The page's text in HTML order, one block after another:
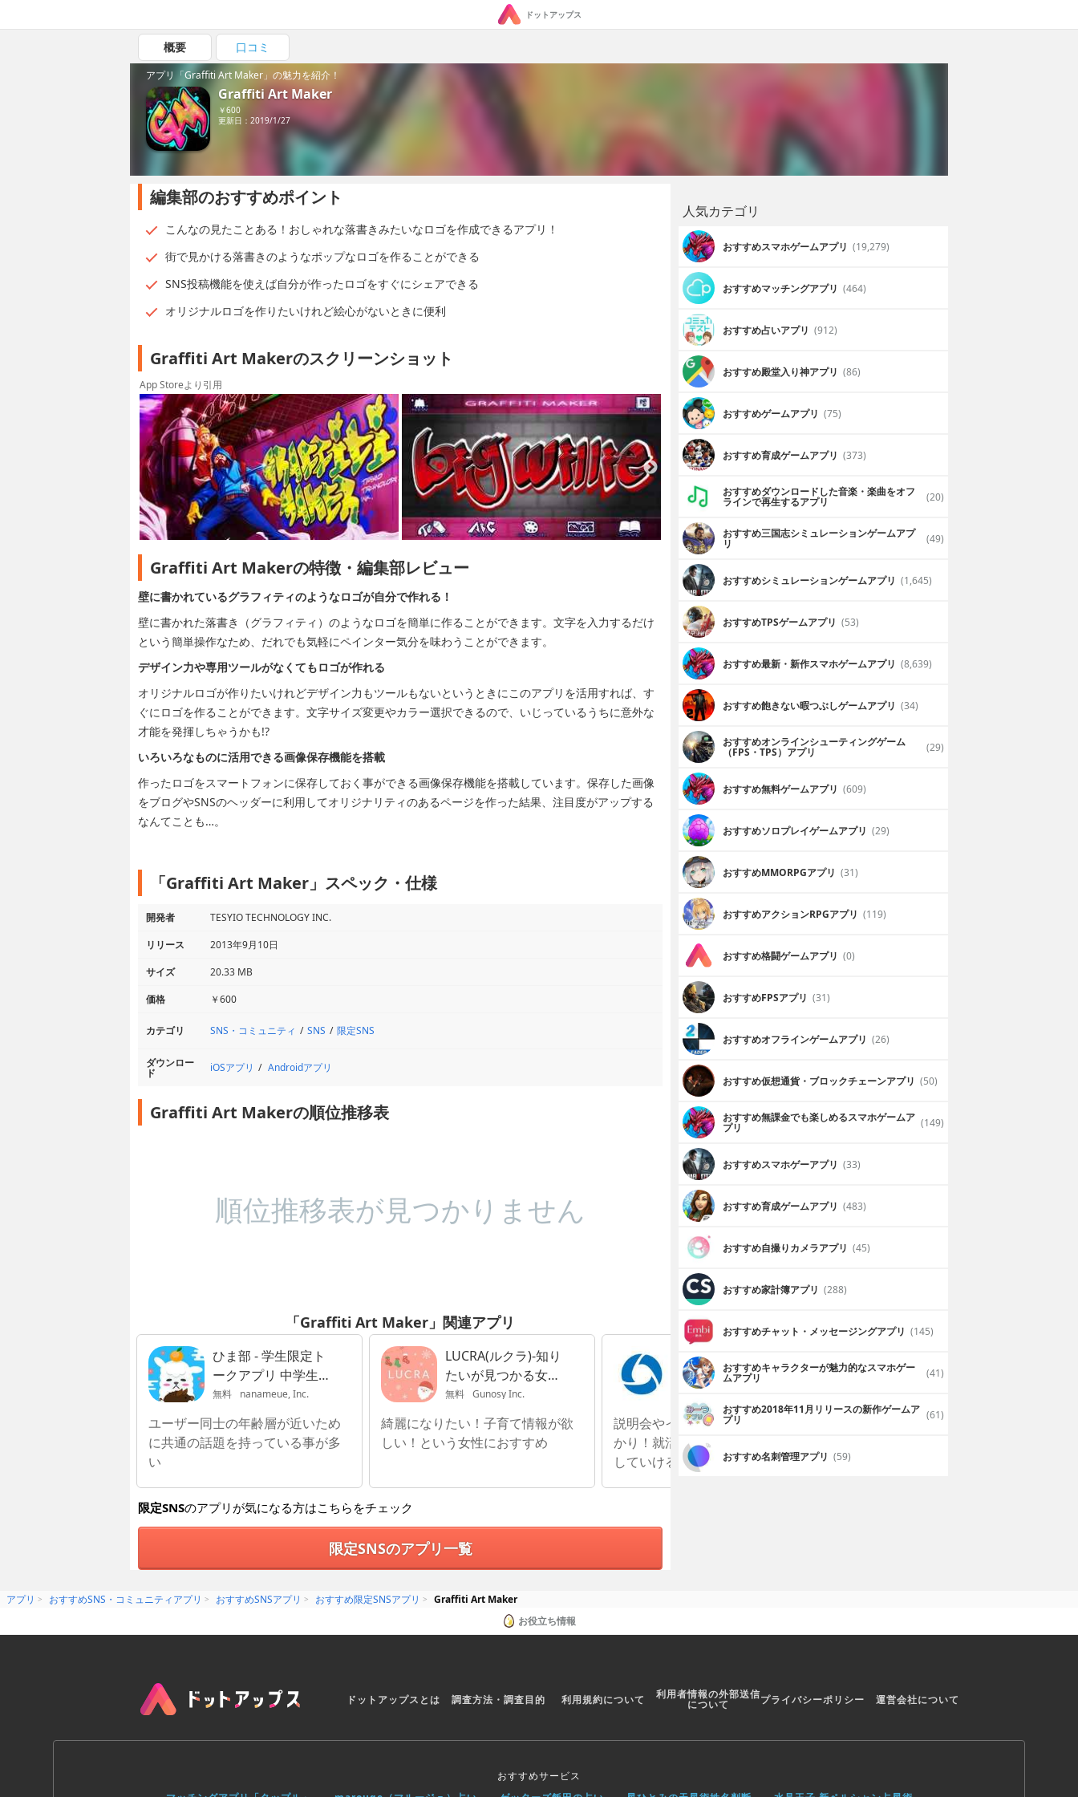
ドットアップス
概要 口コミ
アプリ「Graffiti Art Maker」の魅力を紹介！
Graffiti Art Maker
￥600
更新日：2019/1/27
編集部のおすすめポイント
こんなの見たことある！おしゃれな落書きみたいなロゴを作成できるアプリ！
街で見かける落書きのようなポップなロゴを作ることができる
SNS投稿機能を使えば自分が作ったロゴをすぐにシェアできる
オリジナルロゴを作りたいけれど絵心がないときに便利
Graffiti Art Makerのスクリーンショット
App Storeより引用
Graffiti Art Makerの特徴・編集部レビュー
壁に書かれているグラフィティのようなロゴが自分で作れる！
壁に書かれた落書き（グラフィティ）のようなロゴを簡単に作ることができます。文字を入力するだけ
という簡単操作なため、だれでも気軽にペインター気分を味わうことができます。
デザイン力や専用ツールがなくてもロゴが作れる
オリジナルロゴが作りたいけれどデザイン力もツールもないというときにこのアプリを活用すれば、す
ぐにロゴを作ることができます。文字サイズ変更やカラー選択できるので、いじっているうちに意外な
才能を発揮しちゃうかも!?
いろいろなものに活用できる画像保存機能を搭載
作ったロゴをスマートフォンに保存しておく事ができる画像保存機能を搭載しています。保存した画像
をブログやSNSのヘッダーに利用してオリジナリティのあるページを作った結果、注目度がアップする
なんてことも…。
「Graffiti Art Maker」スペック・仕様
開発者
TESYIO TECHNOLOGY INC.
リリース
2013年9月10日
サイズ
20.33 MB
価格
￥600
カテゴリ SNS・コミュニティ SNS 限定SNS
ダウンロー
ド iOSアプリ Androidアプリ
Graffiti Art Makerの順位推移表
順位推移表が見つかりません
「Graffiti Art Maker」関連アプリ
ひま部 - 学生限定ト
ークアプリ 中学生・
高校生・大学生限定
無料 nanameue, Inc.
ユーザー同士の年齢層が近いため
に共通の話題を持っている事が多
い
LUCRA(ルクラ)-知り
たいが見つかる女性
向けアプリ
無料 Gunosy Inc.
綺麗になりたい！子育て情報が欲
しい！という女性におすすめ
ワンキャリア 就活対
策アプリ
説明会やインターンの情報も丸わ
かり！就活に役立つコラムも閲覧
していける
Twitter+Facebook？ SNSのいいと
限定SNSのアプリが気になる方はこちらをチェック
限定SNSのアプリ一覧
人気カテゴリ
おすすめスマホゲームアプリ (19,279)
おすすめマッチングアプリ (464)
おすすめ占いアプリ (912)
おすすめ殿堂入り神アプリ (86)
おすすめゲームアプリ (75)
おすすめ育成ゲームアプリ (373)
おすすめダウンロードした音楽・楽曲をオフ
ラインで再生するアプリ (20)
おすすめ三国志シミュレーションゲームアプ
リ (49)
おすすめシミュレーションゲームアプリ (1,645)
おすすめTPSゲームアプリ (53)
おすすめ最新・新作スマホゲームアプリ (8,639)
おすすめ飽きない暇つぶしゲームアプリ (34)
おすすめオンラインシューティングゲーム
（FPS・TPS）アプリ (29)
おすすめ無料ゲームアプリ (609)
おすすめソロプレイゲームアプリ (29)
おすすめ MMORPGアプリ (31)
おすすめアクションRPGアプリ (119)
おすすめ格闘ゲームアプリ (0)
おすすめFPSアプリ (31)
おすすめオフラインゲームアプリ (26)
おすすめ仮想通貨・ブロックチェーンアプリ (50)
おすすめ無課金でも楽しめるスマホゲームア
プリ (149)
おすすめスマホゲーアプリ (33)
おすすめ育成ゲームアプリ (483)
おすすめ自撮りカメラアプリ (45)
おすすめ家計簿アプリ (288)
おすすめチャット・メッセージングアプリ (145)
おすすめキャラクターが魅力的なスマホゲー
ムアプリ (41)
おすすめ2018年11月リリースの新作ゲームア
プリ (61)
おすすめ名刺管理アプリ (59)
アプリ おすすめSNS・コミュニティアプリ おすすめSNSアプリ おすすめ限定SNSアプリ
Graffiti Art Maker
お役立ち情報
ドットアップスとは 調査方法・調査目的 利用規約について 利用者情報の外部送信
について プライバシーポリシー 運営会社について
おすすめサービス